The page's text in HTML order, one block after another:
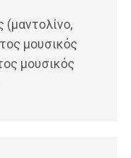
(μαντολίνο,
μουσικός
μουσικός